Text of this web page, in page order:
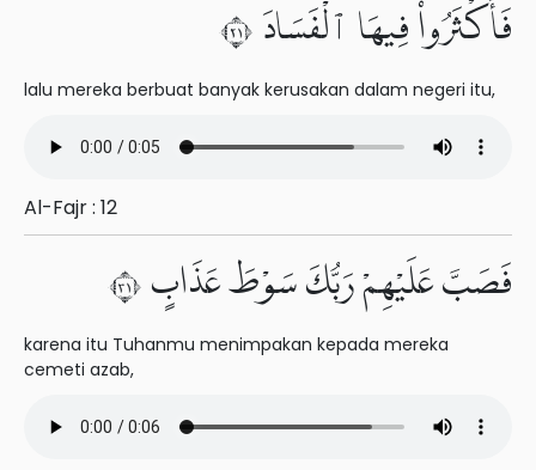
فَأَكْثَرُوا۟ فِيهَا ٱلْفَسَادَ ١٢
lalu mereka berbuat banyak kerusakan dalam negeri itu,
Al-Fajr : 12
فَصَبَّ عَلَيْهِمْ رَبُّكَ سَوْطَ عَذَابٍ ١٣
karena itu Tuhanmu menimpakan kepada mereka
cemeti azab,